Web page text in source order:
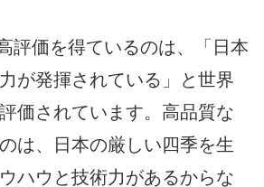
評価を得ているのは、「日本
が発揮されている」と世界
価されています。高品質な
は、日本の厳しい四季を生
ハウと技術力があるからな